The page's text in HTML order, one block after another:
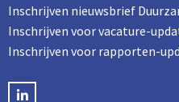
Inschrijven nieuwsbrief
Inschrijven voor vacature-
Inschrijven voor rapporten-
LinkedIN